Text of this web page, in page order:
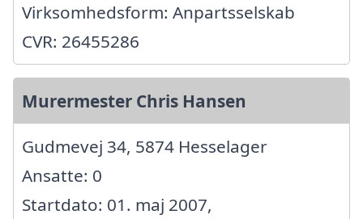
Virksomhedsform: Anpartsselskab
CVR: 26455286
Murermester Chris Hansen
Gudmevej 34, 5874 Hesselager
Ansatte: 0
Startdato: 01. maj 2007,